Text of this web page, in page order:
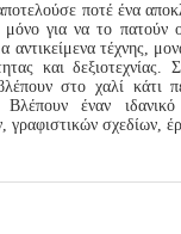
ποτέ ένα
μόνο για να το πατούν
αντικείμενα τέχνης,
και δεξιοτεχνίας.
στο χαλί κάτι
Βλέπουν έναν
γραφιστικών σχεδίων,